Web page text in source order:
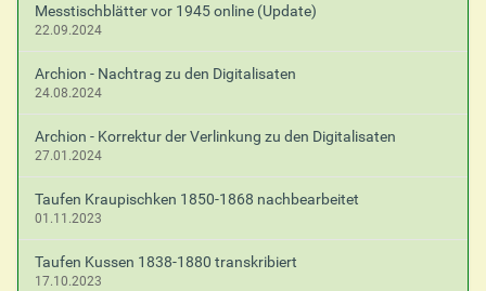
Messtischblätter vor 1945 online (Update)
22.09.2024
Archion - Nachtrag zu den Digitalisaten
24.08.2024
Archion - Korrektur der Verlinkung zu den Digitalisaten
27.01.2024
Taufen Kraupischken 1850-1868 nachbearbeitet
01.11.2023
Taufen Kussen 1838-1880 transkribiert
17.10.2023